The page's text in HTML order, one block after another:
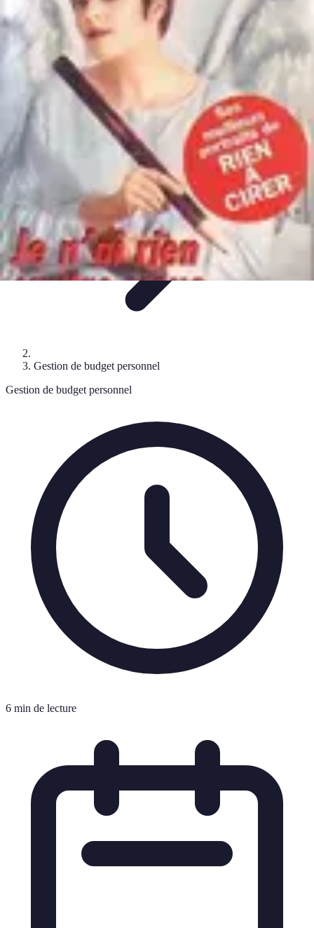
Gestion de budget
Outils financiersÉconomies au
quotidien
Tendances financières Gestion de budget personnel
Budget Savvy
Gestion de budget personnel
Gestion de budget personnel
6 min de lecture